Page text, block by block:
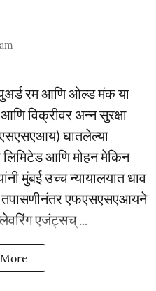
रम आणि ओल्ड मंक या
विक्रीवर अन्न सुरक्षा
घातलेल्या
लिमिटेड आणि मोहन मेकिन
मुंबई उच्च न्यायालयात धाव
एफएसएसएआयने
एजंट्सच् ...